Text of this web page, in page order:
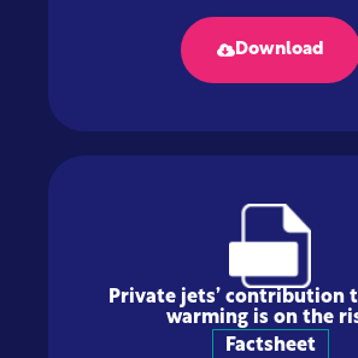
Download
Private jets’ contribution
warming is on the
Factsheet